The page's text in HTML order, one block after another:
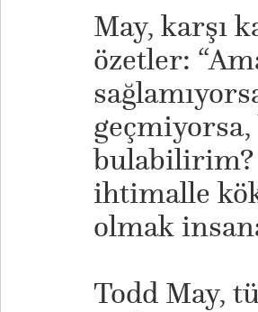
May, karşı
özetler:
bulabilirim?
ihtimalle
olmak
​Todd May,